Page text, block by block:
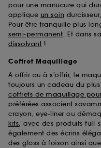
pour une manucure qui
applique un soin
Pour être tranquille plus
semi-permanent. Et dans
dissolvant !
Coffret Maquillage
A offrir ou à s’offrir, le
toujours un cadeau du
coffrets de maquillage
préférées associent
crayon, eye-liner ou
kits, avec des produits full-
également des écrins
des gloss à foison ainsi